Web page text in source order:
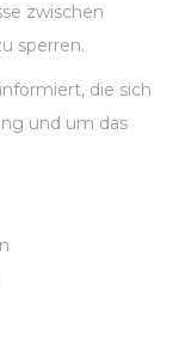
zwischen
sperren.
die sich
und um das